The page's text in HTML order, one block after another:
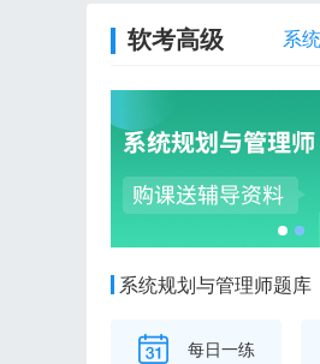
软考高级 系
系统规划与管理师题库
每日一练